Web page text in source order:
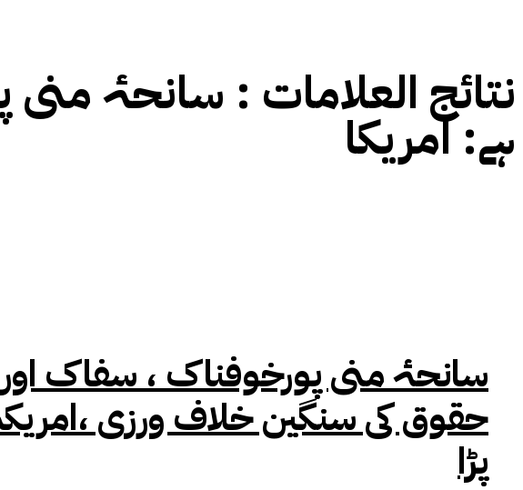
نتائج العلامات : سانحۂ منی
ہے: امریکا
سانحۂ منی پورخوفناک ، سفاک اور
حقوق کی سنگین خلاف ورزی
پڑا